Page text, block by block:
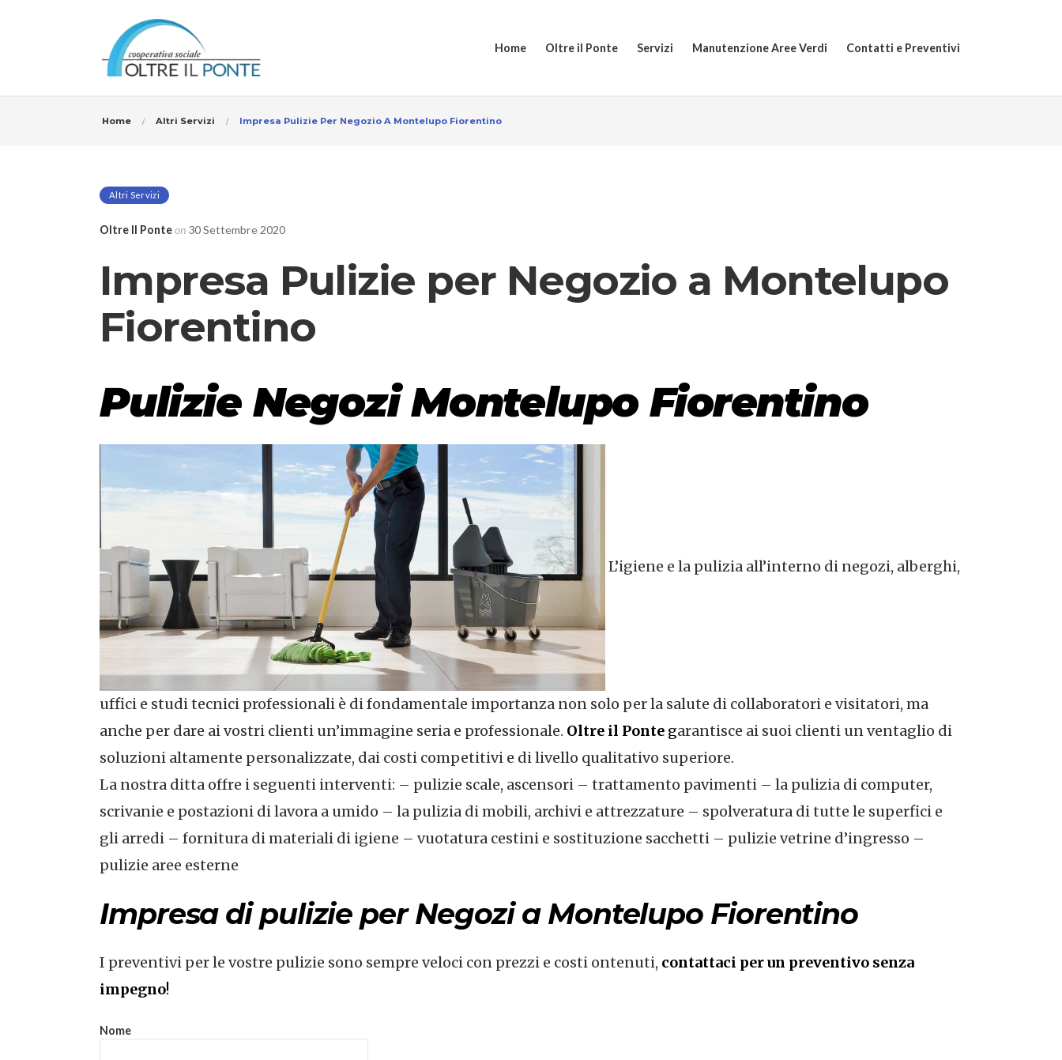
Home Oltre il Ponte Servizi Manutenzione Aree Verdi Contatti e Preventivi
Home Altri Servizi Impresa Pulizie Per Negozio A Montelupo Fiorentino
Altri Servizi
Oltre Il Ponteon 30 Settembre 2020
Impresa Pulizie per Negozio a Montelupo
Fiorentino
Pulizie Negozi Montelupo Fiorentino
L’igiene e la pulizia all’interno di negozi, alberghi,
uffici e studi tecnici professionali è di fondamentale importanza non solo per la salute di collaboratori e visitatori, ma
anche per dare ai vostri clienti un’immagine seria e professionale. Oltre il Ponte garantisce ai suoi clienti un ventaglio di
soluzioni altamente personalizzate, dai costi competitivi e di livello qualitativo superiore.
La nostra ditta offre i seguenti interventi: – pulizie scale, ascensori – trattamento pavimenti – la pulizia di computer,
scrivanie e postazioni di lavora a umido – la pulizia di mobili, archivi e attrezzature – spolveratura di tutte le superfici e
gli arredi – fornitura di materiali di igiene – vuotatura cestini e sostituzione sacchetti – pulizie vetrine d’ingresso –
pulizie aree esterne
Impresa di pulizie per Negozi a Montelupo Fiorentino
I preventivi per le vostre pulizie sono sempre veloci con prezzi e costi ontenuti, contattaci per un preventivo senza
impegno!
Nome